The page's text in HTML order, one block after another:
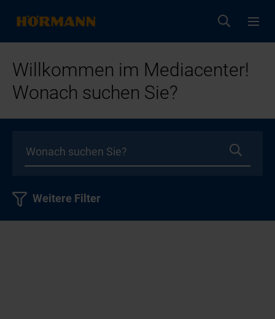
Willkommen im Mediacenter!
Wonach suchen Sie?
Weitere Filter